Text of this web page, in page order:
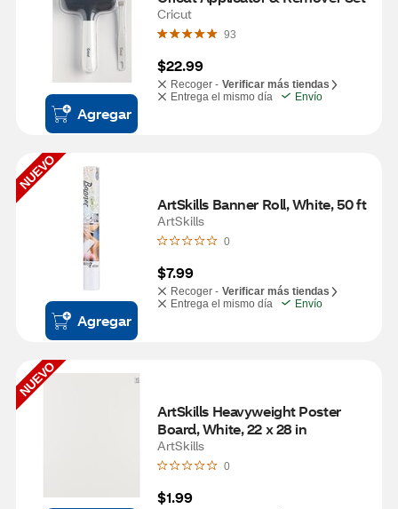
Agregar
Cricut
93
$22.99
Recoger - Verificar más tiendas
Entrega el mismo día
Envío
NUEVO
Agregar
ArtSkills Banner Roll, White, 50 ft
ArtSkills
0
$7.99
Recoger - Verificar más tiendas
Entrega el mismo día
Envío
NUEVO
ArtSkills Heavyweight Poster
Board, White, 22 x 28 in
ArtSkills
0
$1.99